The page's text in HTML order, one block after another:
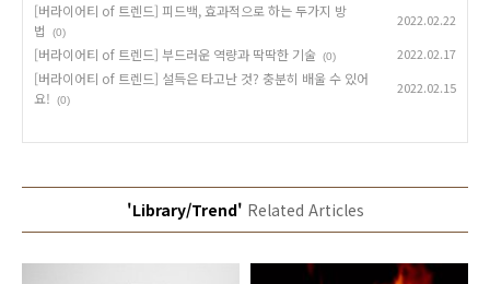
[버라이어티 of 트렌드] 피드백, 효과적으로 하는 두가지 방
법
(0)
2022.02.22
[버라이어티 of 트렌드] 부드러운 역량과 딱딱한 기술 (0) 2022.02.17
[버라이어티 of 트렌드] 설득은 타고난 것? 충분히 배울 수 있어
요!
(0)
2022.02.15
'Library/Trend' Related Articles